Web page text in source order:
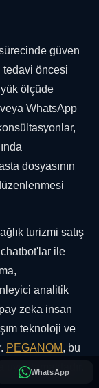
güven
tedavi öncesi
ölçüde
WhatsApp
dosyasının
turizmi satış
ile
analitik
zeka insan
teknoloji ve
PEGANOM, bu
WhatsApp